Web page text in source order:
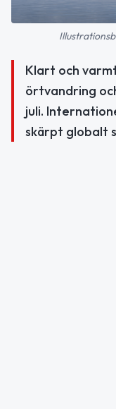
Klart och
örtvandring
juli.
skärpt globalt